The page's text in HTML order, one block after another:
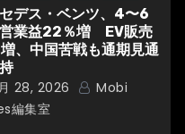
デス・ベンツ、4〜6
業益22％増 EV販売
、中国苦戦も通期見通
28, 2026
Mobi
編集室